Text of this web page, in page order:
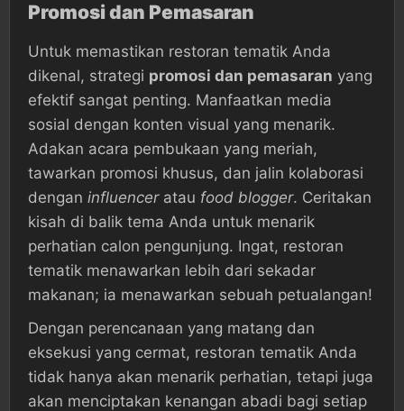
Promosi dan Pemasaran
Untuk memastikan restoran tematik Anda
dikenal, strategi promosi dan pemasaran yang
efektif sangat penting. Manfaatkan media
sosial dengan konten visual yang menarik.
Adakan acara pembukaan yang meriah,
tawarkan promosi khusus, dan jalin kolaborasi
dengan influenceratau food blogger. Ceritakan
kisah di balik tema Anda untuk menarik
perhatian calon pengunjung. Ingat, restoran
tematik menawarkan lebih dari sekadar
makanan; ia menawarkan sebuah petualangan!
Dengan perencanaan yang matang dan
eksekusi yang cermat, restoran tematik Anda
tidak hanya akan menarik perhatian, tetapi juga
akan menciptakan kenangan abadi bagi setiap